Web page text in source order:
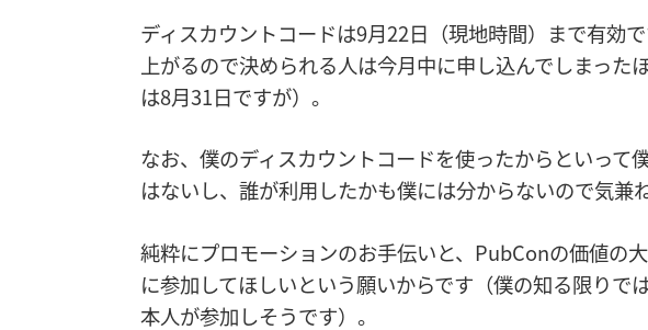
ディスカウントコードは9月22日（現地時間）まで有効
上がるので決められる人は今月中に申し込んでしまった
は8月31日ですが）。
なお、僕のディスカウントコードを使ったからといって
はないし、誰が利用したかも僕には分からないので気兼
純粋にプロモーションのお手伝いと、PubConの価値の
に参加してほしいという願いからです（僕の知る限りで
本人が参加しそうです）。